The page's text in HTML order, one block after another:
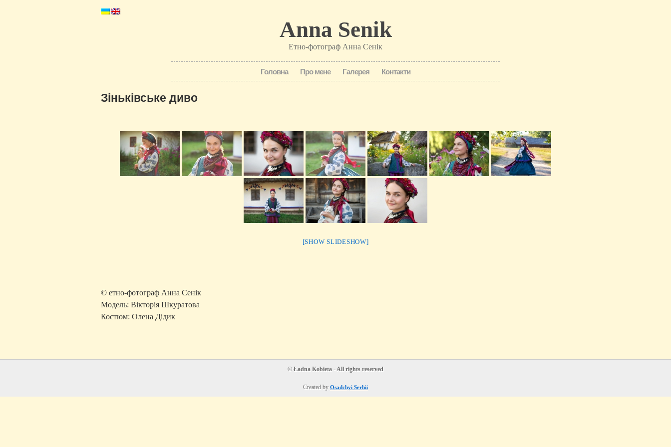
Anna Senik
Етно-фотограф Анна Сенік
Головна Про мене Галерея Контакти
Зіньківське диво
[SHOW SLIDESHOW]
© етно-фотограф Анна Сенік
Модель: Вікторія Шкуратова
Костюм: Олена Дідик
© Ładna Kobieta - All rights reserved
Created by Osadchyi Serhii